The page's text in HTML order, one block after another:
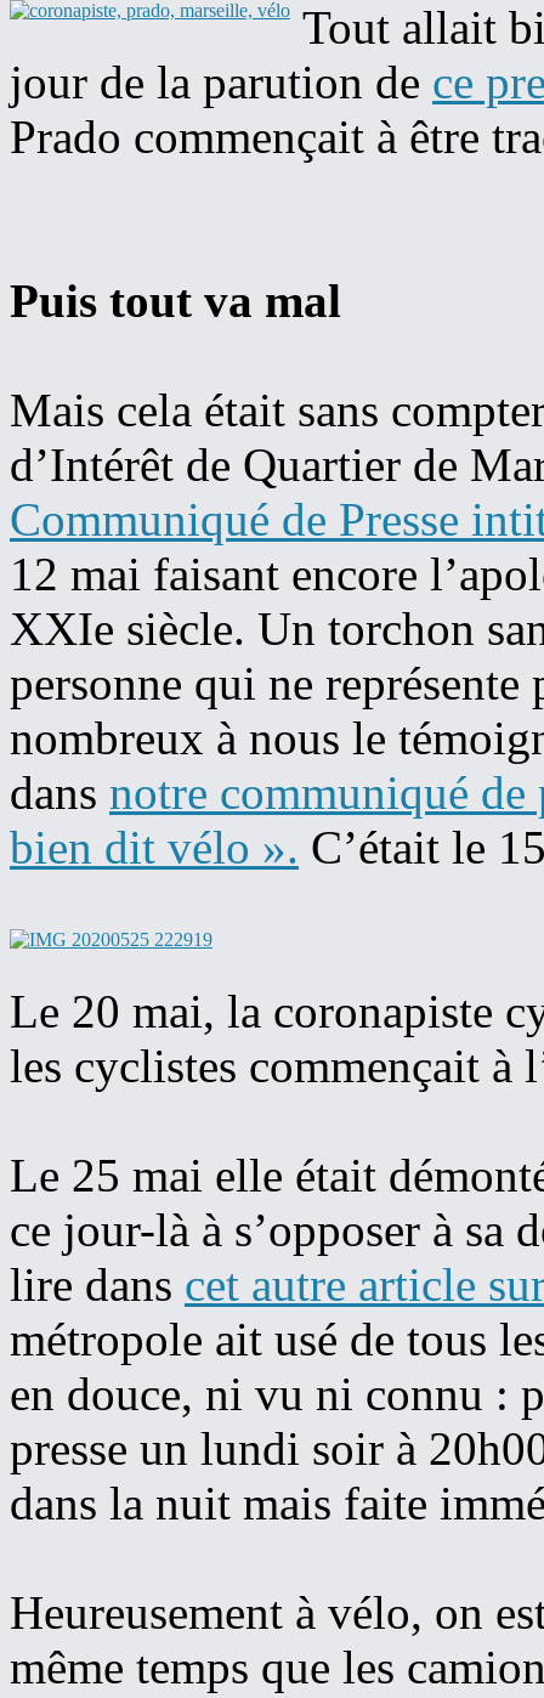
Tout allait
jour de la parution de ce
Prado commençait à être
Puis tout va mal
Mais cela était sans
d’Intérêt de Quartier de
Communiqué de Presse
12 mai faisant encore
XXIe siècle. Un torchon
personne qui ne
nombreux à nous le
dans notre communiqué de
bien dit vélo ». C’était le
Le 20 mai, la coronapiste
les cyclistes commençait à
Le 25 mai elle était
ce jour-là à s’opposer à sa
lire dans cet autre article
métropole ait usé de tous
en douce, ni vu ni connu :
presse un lundi soir à
dans la nuit mais faite
Heureusement à vélo, on
même temps que les